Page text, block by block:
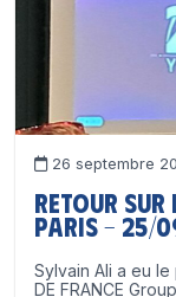
26 septembre
Retour sur
Paris – 25/
Sylvain Ali a eu le
DE FRANCE